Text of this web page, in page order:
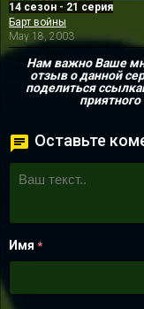
14 сезон - 21 серия
Барт войны
May 18, 2003
Нам важно Ваше
отзыв о данной
поделиться
Оставьте
Имя *